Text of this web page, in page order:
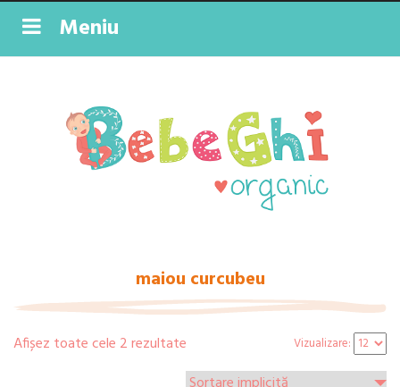
Meniu
maiou curcubeu
Afișez toate cele 2 rezultate Vizualizare: